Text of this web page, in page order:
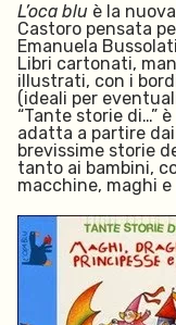
L’oca blu è la
Castoro pensata
Emanuela
Libri cartonati,
illustrati, con i
(ideali per
“Tante storie di…”
adatta a partire
brevissime storie
tanto ai bambini,
macchine, maghi e